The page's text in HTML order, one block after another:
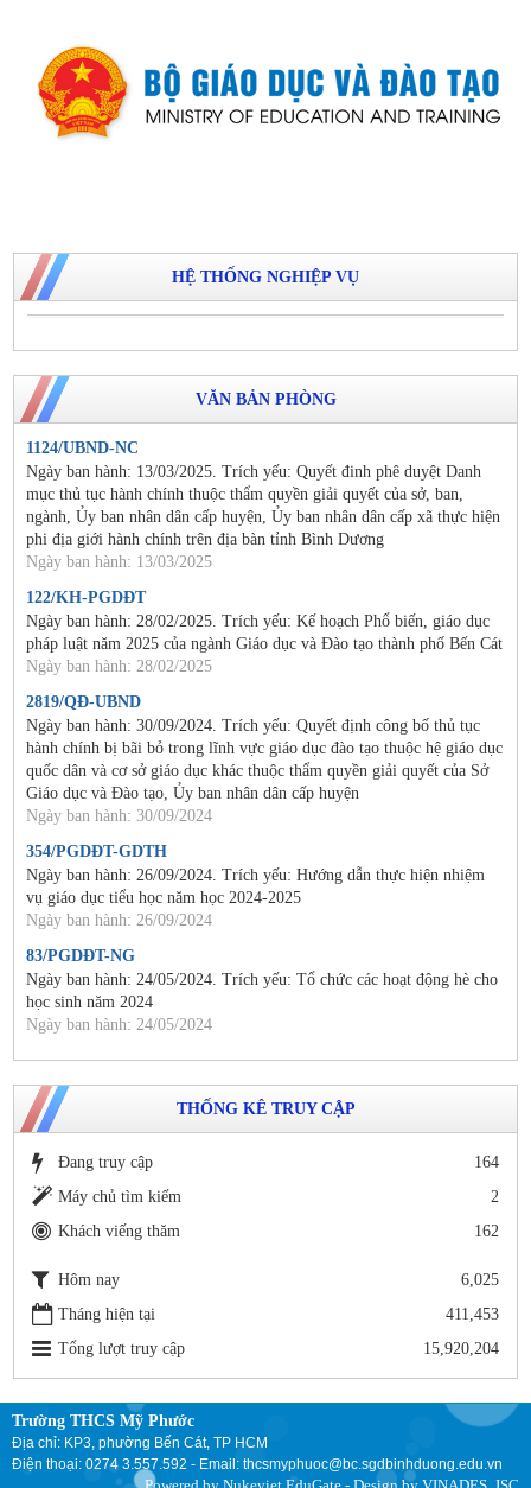
HỆ THỐNG NGHIỆP VỤ
VĂN BẢN PHÒNG
1124/UBND-NC
Ngày ban hành: 13/03/2025. Trích yếu: Quyết đinh phê duyệt Danh
mục thủ tục hành chính thuộc thẩm quyền giải quyết của sở, ban,
ngành, Ủy ban nhân dân cấp huyện, Ủy ban nhân dân cấp xã thực hiện
phi địa giới hành chính trên địa bàn tỉnh Bình Dương
Ngày ban hành: 13/03/2025
122/KH-PGDĐT
Ngày ban hành: 28/02/2025. Trích yếu: Kế hoạch Phổ biến, giáo dục
pháp luật năm 2025 của ngành Giáo dục và Đào tạo thành phố Bến Cát
Ngày ban hành: 28/02/2025
2819/QĐ-UBND
Ngày ban hành: 30/09/2024. Trích yếu: Quyết định công bố thủ tục
hành chính bị bãi bỏ trong lĩnh vực giáo dục đào tạo thuộc hệ giáo dục
quốc dân và cơ sở giáo dục khác thuộc thẩm quyền giải quyết của Sở
Giáo dục và Đào tạo, Ủy ban nhân dân cấp huyện
Ngày ban hành: 30/09/2024
354/PGDĐT-GDTH
Ngày ban hành: 26/09/2024. Trích yếu: Hướng dẫn thực hiện nhiệm
vụ giáo dục tiểu học năm học 2024-2025
Ngày ban hành: 26/09/2024
83/PGDĐT-NG
Ngày ban hành: 24/05/2024. Trích yếu: Tổ chức các hoạt động hè cho
học sinh năm 2024
Ngày ban hành: 24/05/2024
THỐNG KÊ TRUY CẬP
Đang truy cập
164
Máy chủ tìm kiếm
2
Khách viếng thăm
162
Hôm nay
6,025
Tháng hiện tại
411,453
Tổng lượt truy cập
15,920,204
Trường THCS Mỹ Phước
Địa chỉ: KP3, phường Bến Cát, TP HCM
Điện thoại: 0274 3.557.592 - Email: thcsmyphuoc@bc.sgdbinhduong.edu.vn